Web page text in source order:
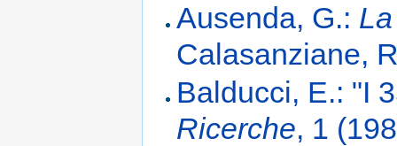
Ausenda, G.:
Calasanziane,
Balducci, E.: "I
Ricerche, 1